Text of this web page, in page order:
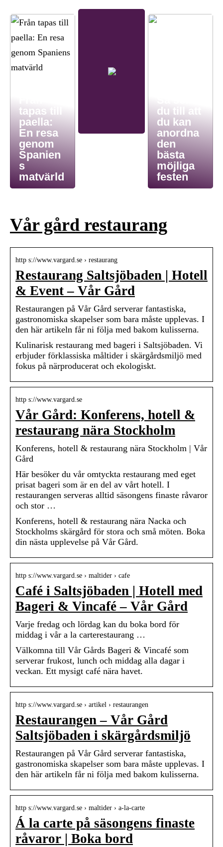
tapas till
paella:
En resa
genom
Spanien
s
matvärld
du till att
du kan
anordna
den
bästa
möjliga
festen
Vår gård restaurang
http s://www.vargard.se › restaurang
Restaurang Saltsjöbaden | Hotell
& Event – Vår Gård
Restaurangen på Vår Gård serverar fantastiska,
gastronomiska skapelser som bara måste upplevas. I
den här artikeln får ni följa med bakom kulisserna.
Kulinarisk restaurang med bageri i Saltsjöbaden. Vi
erbjuder förklassiska måltider i skärgårdsmiljö med
fokus på närproducerat och ekologiskt.
http s://www.vargard.se
Vår Gård: Konferens, hotell &
restaurang nära Stockholm
Konferens, hotell & restaurang nära Stockholm | Vår
Gård
Här besöker du vår omtyckta restaurang med eget
prisat bageri som är en del av vårt hotell. I
restaurangen serveras alltid säsongens finaste råvaror
och stor …
Konferens, hotell & restaurang nära Nacka och
Stockholms skärgård för stora och små möten. Boka
din nästa upplevelse på Vår Gård.
http s://www.vargard.se › maltider › cafe
Café i Saltsjöbaden | Hotell med
Bageri & Vincafé – Vår Gård
Varje fredag och lördag kan du boka bord för
middag i vår a la carterestaurang …
Välkomna till Vår Gårds Bageri & Vincafé som
serverar frukost, lunch och middag alla dagar i
veckan. Ett mysigt café nära havet.
http s://www.vargard.se › artikel › restaurangen
Restaurangen – Vår Gård
Saltsjöbaden i skärgårdsmiljö
Restaurangen på Vår Gård serverar fantastiska,
gastronomiska skapelser som bara måste upplevas. I
den här artikeln får ni följa med bakom kulisserna.
http s://www.vargard.se › maltider › a-la-carte
Á la carte på säsongens finaste
råvaror | Boka bord